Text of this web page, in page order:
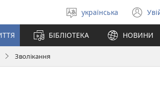
Вибрати
мову
українська
у
БІБЛІОТЕКА НОВИНИ
Зволікання